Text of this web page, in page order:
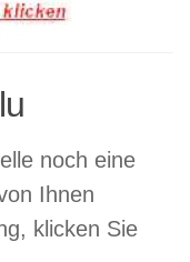
noch eine
Ihnen
klicken Sie